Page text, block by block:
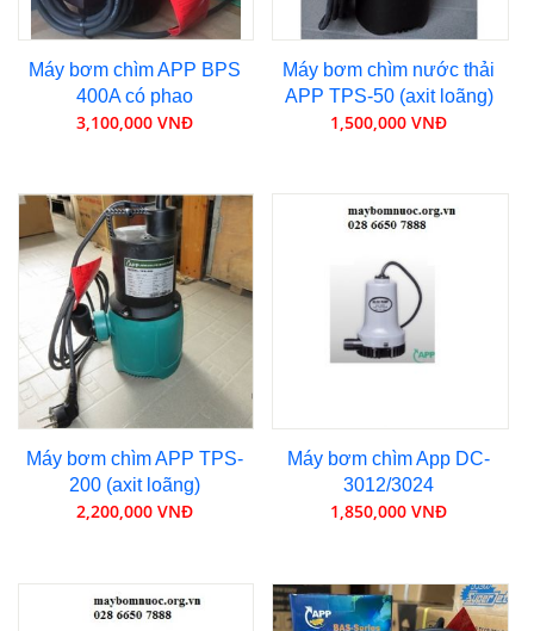
Máy bơm chìm APP BPS
400A có phao
3,100,000 VNĐ
Máy bơm chìm nước thải
APP TPS-50 (axit loãng)
1,500,000 VNĐ
Máy bơm chìm APP TPS-
200 (axit loãng)
2,200,000 VNĐ
Máy bơm chìm App DC-
3012/3024
1,850,000 VNĐ